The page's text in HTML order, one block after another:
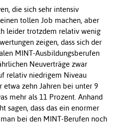
die sich sehr intensiv
tollen Job machen, aber
leider trotzdem relativ wenig
zeigen, dass sich der
MINT-Ausbildungsberufen
Neuverträge zwar
relativ niedrigem Niveau
etwa zehn Jahren bei unter 9
mehr als 11 Prozent. Anhand
sagen, dass das ein enormer
bei den MINT-Berufen noch